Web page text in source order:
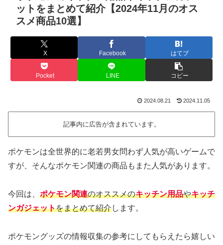
ットをまとめて紹介【2024年11月のオス
スメ商品10選】
X Facebook はてブ
Pocket LINE コピー
2024.08.21 2024.11.05
記事内に広告が含まれています。
ポケモンは全世界的に老若男女問わず人気が高いゲームで
すが、そんなポケモン関連の商品もまた人気があります。
今回は、 ポケモン関連のオススメのキッチン用品やキッチ
ンガジェットをまとめて紹介します。
ポケモングッズの情報収集の参考にしてもらえたら嬉しい